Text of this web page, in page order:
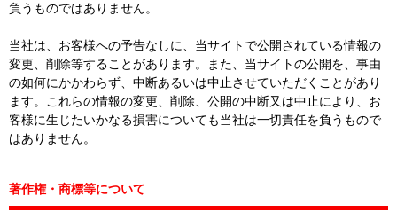
負うものではありません。
当社は、お客様への予告なしに、当サイトで公開されている情報の
変更、削除等することがあります。また、当サイトの公開を、事由
の如何にかかわらず、中断あるいは中止させていただくことがあり
ます。これらの情報の変更、削除、公開の中断又は中止により、お
客様に生じたいかなる損害についても当社は一切責任を負うもので
はありません。
著作権・商標等について